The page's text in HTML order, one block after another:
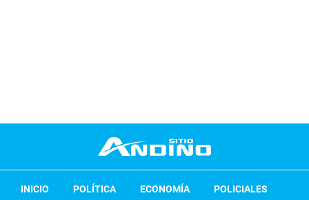
INICIO POLÍTICA ECONOMÍA POLICIALES